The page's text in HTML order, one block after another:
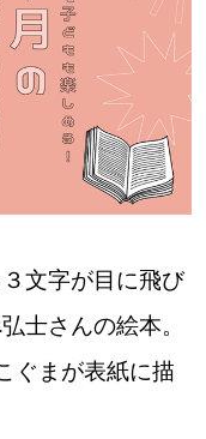
楽しみたい】
文字が目に飛び
士さんの絵本。
ぐまが表紙に描